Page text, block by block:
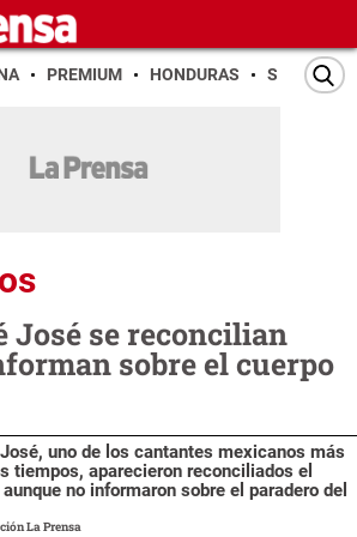
PREMIUM HONDURAS SAN PEDRO
José se reconcilian
sobre el cuerpo
uno de los cantantes mexicanos más
tiempos, aparecieron reconciliados el
no informaron sobre el paradero del
La Prensa